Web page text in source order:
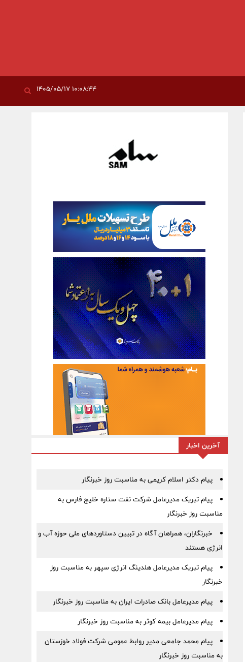
آخرین اخبار
پیام دکتر اسلام کریمی به مناسبت روز خبرنگار
پیام تبریک مدیرعامل شرکت نفت ستاره خلیج فارس به
مناسبت روز خبرنگار
خبرنگاران، همراهان آگاه در تبیین دستاوردهای ملی حوزه آب و
انرژی هستند
پیام تبریک مدیرعامل هلدینگ انرژی سپهر به مناسبت روز
خبرنگار
پیام مدیرعامل بانک صادرات ایران به مناسبت روز خبرنگار
پیام مدیرعامل بیمه کوثر به مناسبت روز خبرنگار
پیام محمد جامعی مدیر روابط عمومی شرکت فولاد خوزستان
به مناسبت روز خبرنگار